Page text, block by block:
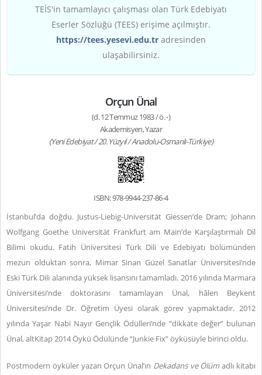
TEİS'in tamamlayıcı çalışması olan Türk Edebiyatı
Eserler Sözlüğü (TEES) erişime açılmıştır.
https://tees.yesevi.edu.tr adresinden
ulaşabilirsiniz.
Orçun Ünal
(d. 12 Temmuz 1983 / ö. -)
Akademisyen, Yazar
(Yeni Edebiyat / 20. Yüzyıl / Anadolu-Osmanlı-Türkiye)
ISBN: 978-9944-237-86-4
İstanbul’da doğdu. Justus-Liebig-Universität Giessen’de Dram; Johann
Wolfgang Goethe Universität Frankfurt am Main’de Karşılaştırmalı Dil
Bilimi okudu. Fatih Üniversitesi Türk Dili ve Edebiyatı bölümünden
mezun olduktan sonra, Mimar Sinan Güzel Sanatlar Üniversitesi’nde
Eski Türk Dili alanında yüksek lisansını tamamladı. 2016 yılında Marmara
Üniversitesi’nde doktorasını tamamlayan Ünal, hâlen Beykent
Üniversitesi’nde Dr. Öğretim Üyesi olarak görev yapmaktadır. 2012
yılında Yaşar Nabi Nayır Gençlik Ödülleri’nde “dikkate değer” bulunan
Ünal, altKitap 2014 Öykü Ödülünde “Junkie Fix” öyküsüyle birinci oldu.
Postmodern öyküler yazan Orçun Ünal’ın Dekadans ve Ölümadlı kitabı